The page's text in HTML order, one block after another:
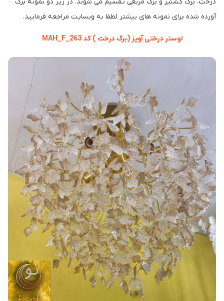
آورده شده برای نمونه های بیشتر لطفا به وبسایت مراجعه فرمایید.
لوستر درختی آویز (برگ درخت ) کد MAH_F_263